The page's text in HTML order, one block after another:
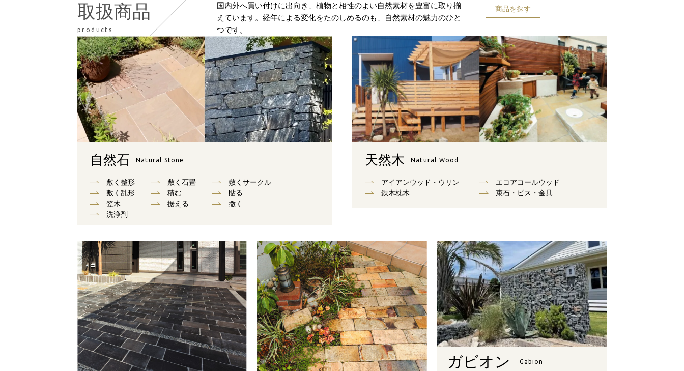
取扱商品
products
国内外へ買い付けに出向き、植物と相性のよい自然素材を豊富に取り揃
えています。経年による変化をたのしめるのも、自然素材の魅力のひと
つです。
商品を探す
自然石 Natural Stone
敷く整形 敷く石畳
敷くサークル
敷く乱形
積む
貼る
笠木
据える
撒く
洗浄剤
天然木 Natural Wood
アイアンウッド・ウリン
エコアコールウッド
鉄木枕木
束⽯・ビス・⾦具
ガビオン Gabion